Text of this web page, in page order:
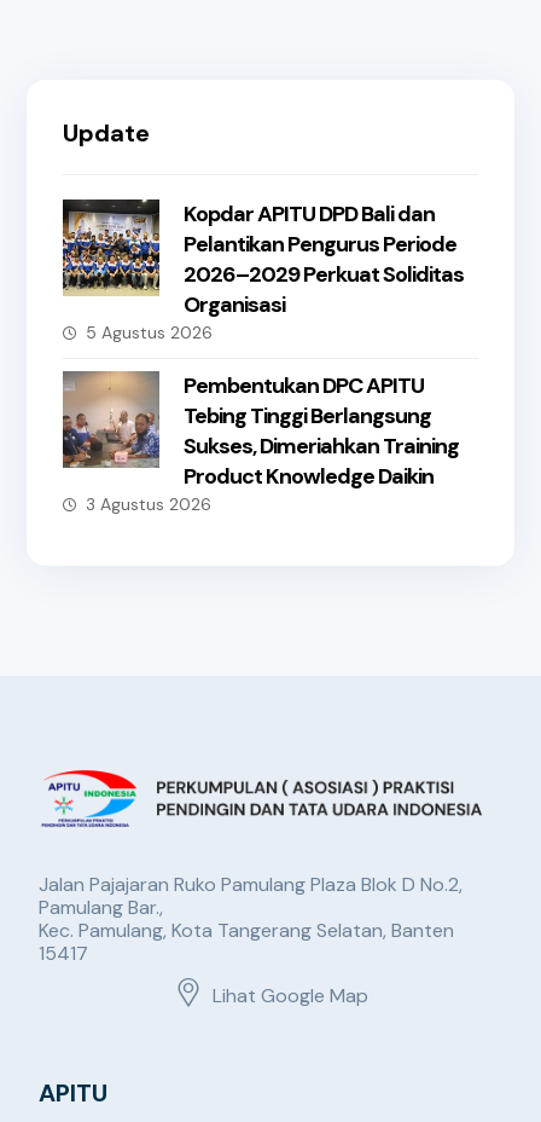
Update
Kopdar APITU DPD Bali dan
Pelantikan Pengurus Periode
2026–2029 Perkuat Soliditas
Organisasi
5 Agustus 2026
Pembentukan DPC APITU
Tebing Tinggi Berlangsung
Sukses, Dimeriahkan Training
Product Knowledge Daikin
3 Agustus 2026
Jalan Pajajaran Ruko Pamulang Plaza Blok D No.2,
Pamulang Bar.,
Kec. Pamulang, Kota Tangerang Selatan, Banten
15417
Lihat Google Map
APITU